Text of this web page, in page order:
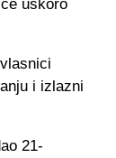
uskoro
i izlazni
21-